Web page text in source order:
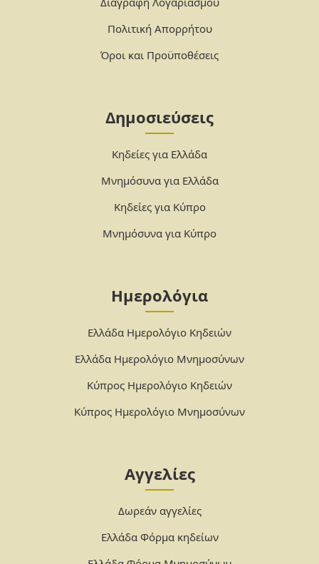
Πολιτική Απορρήτου
Όροι και Προϋποθέσεις
Δημοσιεύσεις
Κηδείες για Ελλάδα
Μνημόσυνα για Ελλάδα
Κηδείες για Κύπρο
Μνημόσυνα για Κύπρο
Ημερολόγια
Ελλάδα Ημερολόγιο Κηδειών
Ελλάδα Ημερολόγιο Μνημοσύνων
Κύπρος Ημερολόγιο Κηδειών
Κύπρος Ημερολόγιο Μνημοσύνων
Αγγελίες
Δωρεάν αγγελίες
Ελλάδα Φόρμα κηδείων